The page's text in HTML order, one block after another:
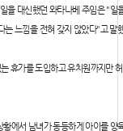
을 대신했던 와타나베 주임은 "
는 느낌을 전혀 갖지 않았다"고 말
휴가를 도입하고 유치원까지만
에서 남녀가 동등하게 아이를